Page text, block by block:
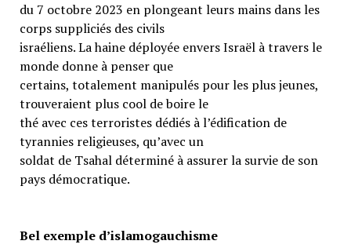
du 7 octobre 2023 en plongeant leurs mains dans les
corps suppliciés des civils
israéliens. La haine déployée envers Israël à travers le
monde donne à penser que
certains, totalement manipulés pour les plus jeunes,
trouveraient plus cool de boire le
thé avec ces terroristes dédiés à l’édification de
tyrannies religieuses, qu’avec un
soldat de Tsahal déterminé à assurer la survie de son
pays démocratique.
Bel exemple d’islamogauchisme